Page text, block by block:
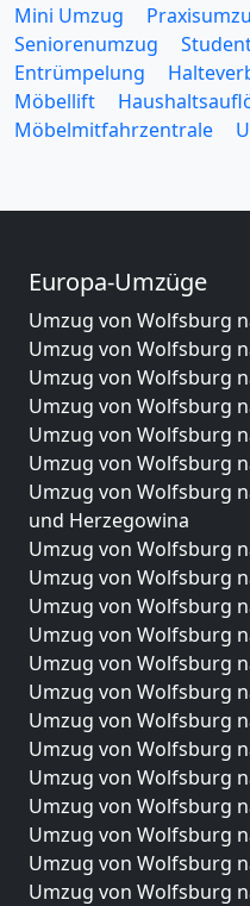
Mini Umzug
Seniorenumzug
Entrümpelung
Möbellift
Möbelmitfahrzentrale
Europa-Umzüge
Umzug von Wolfsburg
Umzug von Wolfsburg
Umzug von Wolfsburg
Umzug von Wolfsburg
Umzug von Wolfsburg
Umzug von Wolfsburg
Umzug von Wolfsburg
und Herzegowina
Umzug von Wolfsburg
Umzug von Wolfsburg
Umzug von Wolfsburg
Umzug von Wolfsburg
Umzug von Wolfsburg
Umzug von Wolfsburg
Umzug von Wolfsburg
Umzug von Wolfsburg
Umzug von Wolfsburg
Umzug von Wolfsburg
Umzug von Wolfsburg
Umzug von Wolfsburg
Umzug von Wolfsburg